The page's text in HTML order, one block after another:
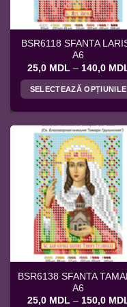
alese
în
pagina
produsului.
BSR6118 SFANTA
A6
25,0 MDL – 140,0
SELECTEAZĂ OPȚIUNILE
are
mai
multe
variații.
Opțiunile
pot
fi
alese
în
pagina
produsului.
BSR6138 SFANTA
A6
25,0 MDL – 150,0